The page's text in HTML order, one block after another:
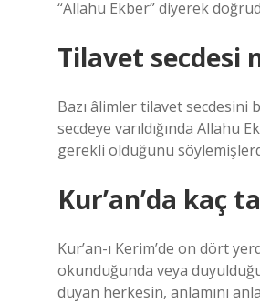
“Allahu Ekber” diyerek
Tilavet secdesi
Bazı âlimler tilavet secdesini
secdeye varıldığında Allahu
gerekli olduğunu
Kur’an’da kaç
Kur’an-ı Kerim’de on dört
okunduğunda veya
duyan herkesin, anlamını